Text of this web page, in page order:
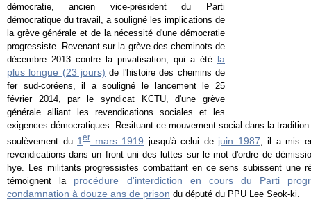
démocratie, ancien vice-président du Parti
démocratique du travail, a souligné les implications de
la grève générale et de la nécessité d'une démocratie
progressiste. Revenant sur la grève des cheminots de
décembre 2013 contre la privatisation, qui a été la
plus longue (23 jours) de l'histoire des chemins de
fer sud-coréens, il a souligné le lancement le 25
février 2014, par le syndicat KCTU, d'une grève
générale alliant les revendications sociales et les
exigences démocratiques. Resituant ce mouvement social dans la
soulèvement du 1er mars 1919 jusqu'à celui de juin 1987, il a mis
revendications dans un front uni des luttes sur le mot d'ordre de
hye. Les militants progressistes combattant en ce sens subissent une
témoignent la procédure d'interdiction en cours du Parti
condamnation à douze ans de prison du député du PPU Lee Seok-ki.